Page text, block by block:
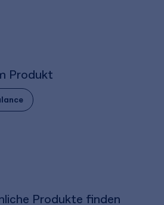
Produkt
Produkte finden